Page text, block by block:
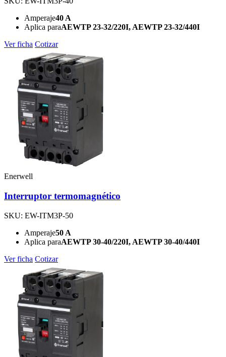
Amperaje40 A
Aplica paraAEWTP 23-32/220I, AEWTP 23-32/440I
Ver ficha Cotizar
Enerwell
Interruptor termomagnético
SKU: EW-ITM3P-50
Amperaje50 A
Aplica paraAEWTP 30-40/220I, AEWTP 30-40/440I
Ver ficha Cotizar